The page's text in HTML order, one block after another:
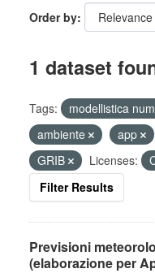
Order by
1 dataset
Tags: modellistica
ambiente
app
GRIB
Licenses:
Filter Results
Previsioni
(elaborazione per